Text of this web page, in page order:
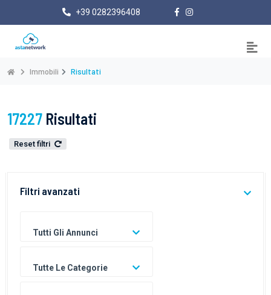
+39 0282396408
Immobili Risultati
17227 Risultati
Reset filtri
Filtri avanzati
Tutti Gli Annunci
Tutte Le Categorie